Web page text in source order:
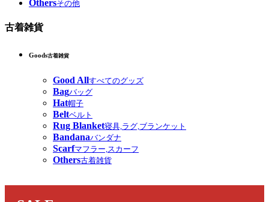
Othersその他
古着雑貨
Goods古着雑貨
Good Allすべてのグッズ
Bagバッグ
Hat帽子
Beltベルト
Rug Blanket寝具,ラグ,ブランケット
Bandanaバンダナ
Scarfマフラー,スカーフ
Others古着雑貨